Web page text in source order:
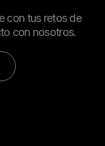
con tus retos de
con nosotros.